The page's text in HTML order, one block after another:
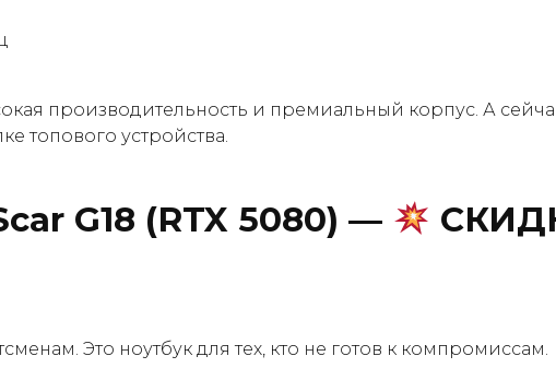
производительность и премиальный корпус. А
топового устройства.
G18 (RTX 5080) —
Это ноутбук для тех, кто не готов к компромиссам.